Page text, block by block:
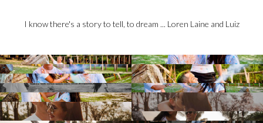
I know there's a story to tell, to dream ... Loren Laine and Luiz